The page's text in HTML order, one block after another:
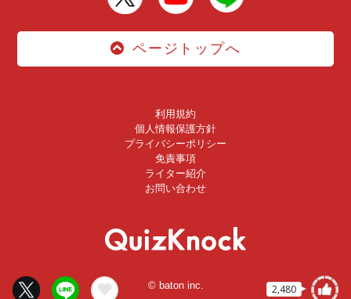
2,480
ページトップへ
利用規約
個人情報保護方針
プライバシーポリシー
免責事項
ライター紹介
お問い合わせ
© baton inc.